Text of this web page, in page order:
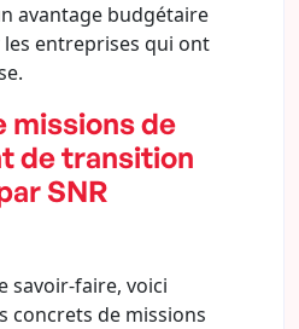
avantage budgétaire
entreprises qui ont
missions de
de transition
SNR
savoir-faire, voici
concrets de missions